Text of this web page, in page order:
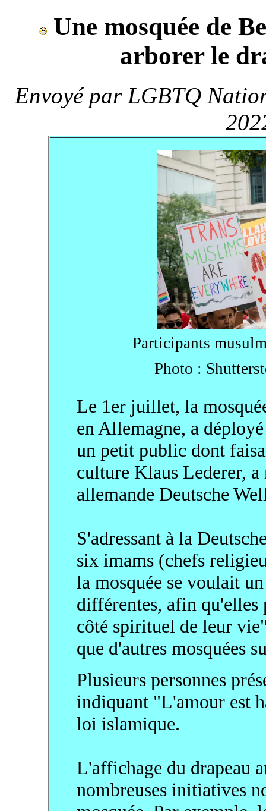
Une mosquée de
arborer le
Envoyé par LGBTQ
Participants
Photo :
Le 1er juillet, la
en Allemagne, a
un petit public dont
culture Klaus Lederer,
allemande Deutsche
S'adressant à la
six imams (chefs
la mosquée se voulait
différentes, afin qu'elles
côté spirituel de leur
que d'autres mosquées
Plusieurs personnes
indiquant "L'amour est
loi islamique.
L'affichage du drapeau
nombreuses initiatives